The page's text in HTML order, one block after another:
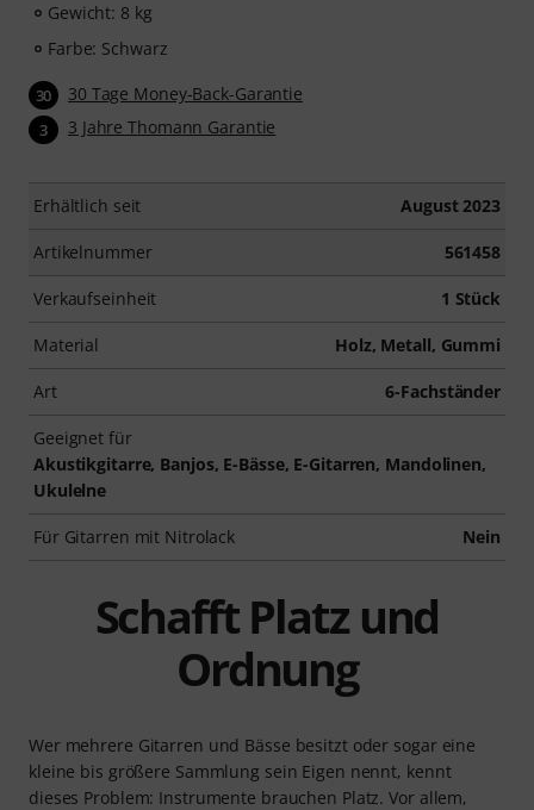
Gewicht: 8 kg
Farbe: Schwarz
30 30 Tage Money-Back-Garantie
3 3 Jahre Thomann Garantie
Erhältlich seit August 2023
Artikelnummer 561458
Verkaufseinheit 1 Stück
Material Holz, Metall, Gummi
Art 6-Fachständer
Geeignet für
Akustikgitarre, Banjos, E-Bässe, E-Gitarren, Mandolinen,
Ukulelne
Für Gitarren mit Nitrolack Nein
Schafft Platz und
Ordnung
Wer mehrere Gitarren und Bässe besitzt oder sogar eine
kleine bis größere Sammlung sein Eigen nennt, kennt
dieses Problem: Instrumente brauchen Platz. Vor allem,